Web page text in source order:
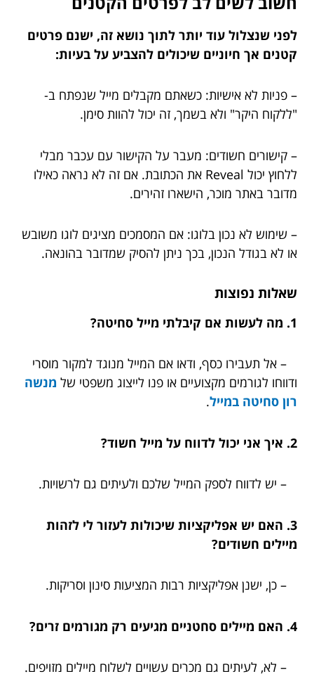
לפני שנצלול עוד יותר לתוך נושא זה, ישנם פרטים
קטנים אך חיוניים שיכולים להצביע על בעיות:
– פניות לא אישיות: כשאתם מקבלים מייל שנפתח ב-
"ללקוח היקר" ולא בשמך, זה יכול להוות סימן.
– קישורים חשודים: מעבר על הקישור עם עכבר מבלי
ללחוץ יכול Reveal את הכתובת. אם זה לא נראה כאילו
מדובר באתר מוכר, הישארו זהירים.
– שימוש לא נכון בלוגו: אם המסמכים מציגים לוגו משובש
או לא בגודל הנכון, בכך ניתן להסיק שמדובר בהונאה.
שאלות נפוצות
1. מה לעשות אם קיבלתי מייל סחיטה?
– אל תעבירו כסף, ודאו אם המייל מנוגד למקור מוסרי
ודווחו לגורמים מקצועיים או פנו לייצוג משפטי של מנשה
רון סחיטה במייל.
2. איך אני יכול לדווח על מייל חשוד?
– יש לדווח לספק המייל שלכם ולעיתים גם לרשויות.
3. האם יש אפליקציות שיכולות לעזור לי לזהות
מיילים חשודים?
– כן, ישנן אפליקציות רבות המציעות סינון וסריקות.
4. האם מיילים סחטניים מגיעים רק מגורמים זרים?
– לא, לעיתים גם מכרים עשויים לשלוח מיילים מזויפים.